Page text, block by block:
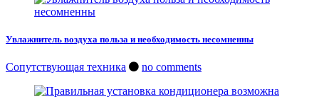
Увлажнитель воздуха польза и необходимость несомненны
Сопутствующая техника no comments